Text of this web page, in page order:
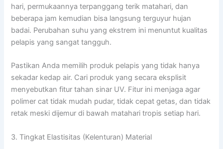
hari, permukaannya terpanggang terik matahari, dan
beberapa jam kemudian bisa langsung terguyur hujan
badai. Perubahan suhu yang ekstrem ini menuntut kualitas
pelapis yang sangat tangguh.
Pastikan Anda memilih produk pelapis yang tidak hanya
sekadar kedap air. Cari produk yang secara eksplisit
menyebutkan fitur tahan sinar UV. Fitur ini menjaga agar
polimer cat tidak mudah pudar, tidak cepat getas, dan tidak
retak meski dijemur di bawah matahari tropis setiap hari.
3. Tingkat Elastisitas (Kelenturan) Material